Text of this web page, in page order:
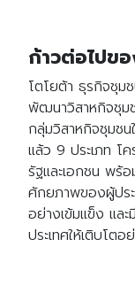
ก้าวต่อไปข
โตโยต้า ธุรกิจชุม
พัฒนาวิสาหกิจชุม
กลุ่มวิสาหกิจชุมชน
แล้ว 9 ประเภท โ
รัฐและเอกชน พร้
ศักยภาพของผู้ประ
อย่างเข้มแข็ง แล
ประเทศให้เติบโต